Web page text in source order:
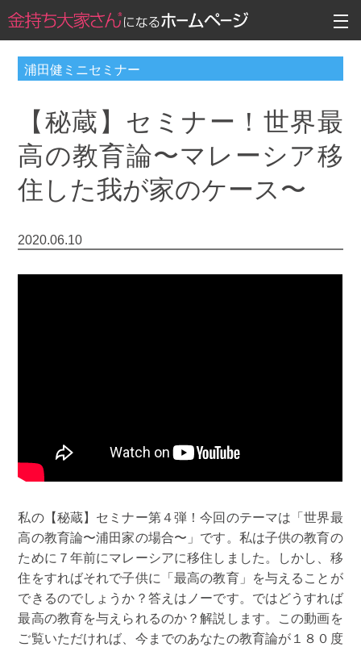
浦田健ミニセミナー
【秘蔵】セミナー！世界最
高の教育論〜マレーシア移
住した我が家のケース〜
2020.06.10
私の【秘蔵】セミナー第４弾！今回のテーマは「世界最
高の教育論〜浦田家の場合〜」です。私は子供の教育の
ために７年前にマレーシアに移住しました。しかし、移
住をすればそれで子供に「最高の教育」を与えることが
できるのでしょうか？答えはノーです。ではどうすれば
最高の教育を与えられるのか？解説します。この動画を
ご覧いただければ、今までのあなたの教育論が１８０度